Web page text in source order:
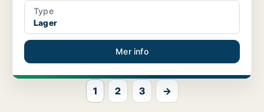
Type
Lager
Mer info
1 2 3 →